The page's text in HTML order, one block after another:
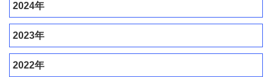
2024年
2023年
2022年